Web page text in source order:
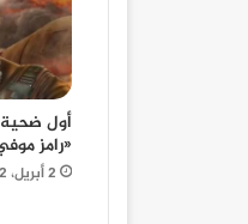
أول ضحية
«رامز
2 أبريل، 2022